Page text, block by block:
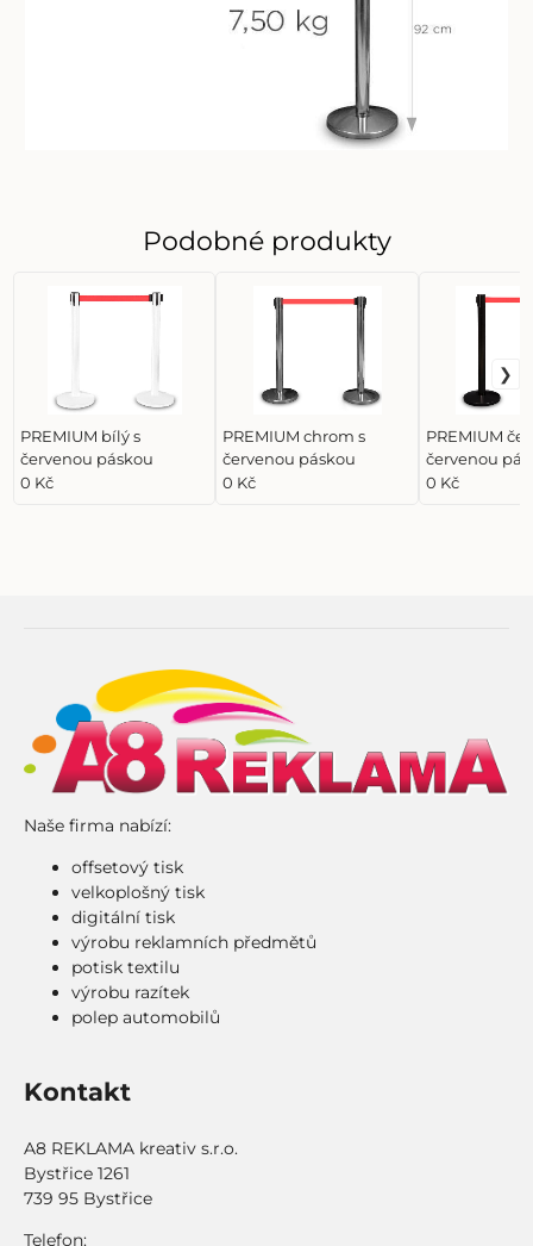
Podobné produkty
PREMIUM bílý s
červenou páskou
0 Kč
PREMIUM chrom s
červenou páskou
0 Kč
PREMIUM
červenou
0 Kč
Naše firma nabízí:
offsetový tisk
velkoplošný tisk
digitální tisk
výrobu reklamních předmětů
potisk textilu
výrobu razítek
polep automobilů
Kontakt
A8 REKLAMA kreativ s.r.o.
Bystřice 1261
739 95 Bystřice
Telefon: